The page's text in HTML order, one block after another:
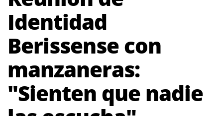
Identidad
Berissense con
manzaneras:
"Sienten que nadie